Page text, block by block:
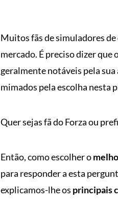
Muitos fãs de simuladores
mercado. É preciso dizer
geralmente notáveis pela sua
mimados pela escolha nesta
Quer sejas fã do Forza ou
Então, como escolher o
para responder a esta
explicamos-lhe os principais